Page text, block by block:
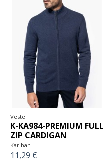
Veste
K-KA984-PREMIUM FULL
ZIP CARDIGAN
Kariban
11,29 €